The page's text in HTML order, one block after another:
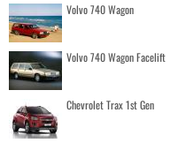
Volvo 740 Wagon
Volvo 740 Wagon Facelift
Chevrolet Trax 1st Gen